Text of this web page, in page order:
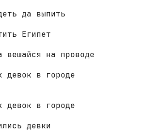
да выпить
Египет
вешайся на проводе
девок в городе
девок в городе
девки